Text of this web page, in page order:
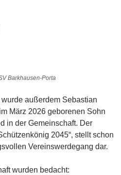
Barkhausen-Porta
außerdem Sebastian
März 2026 geborenen Sohn
in der Gemeinschaft. Der
2045“, stellt schon
Vereinswerdegang dar.
wurden bedacht: